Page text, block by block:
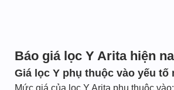
Báo giá lọc Y Arita hiện
Giá lọc Y phụ thuộc vào yếu tố
Mức giá của lọc Y Arita phụ thuộc vào: